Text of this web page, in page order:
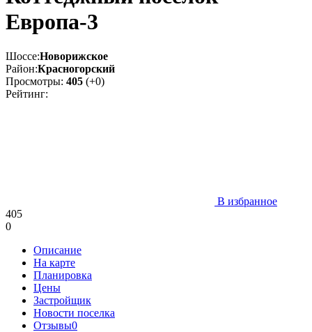
Европа-3
Шоссе:Новорижское
Район:Красногорский
Просмотры: 405 (+0)
Рейтинг:
В избранное
405
0
Описание
На карте
Планировка
Цены
Застройщик
Новости поселка
Отзывы0